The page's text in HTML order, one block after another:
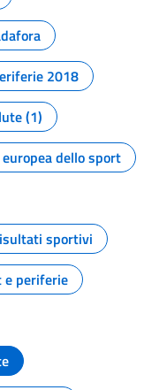
2018
(1)
dello sport
sportivi
e periferie